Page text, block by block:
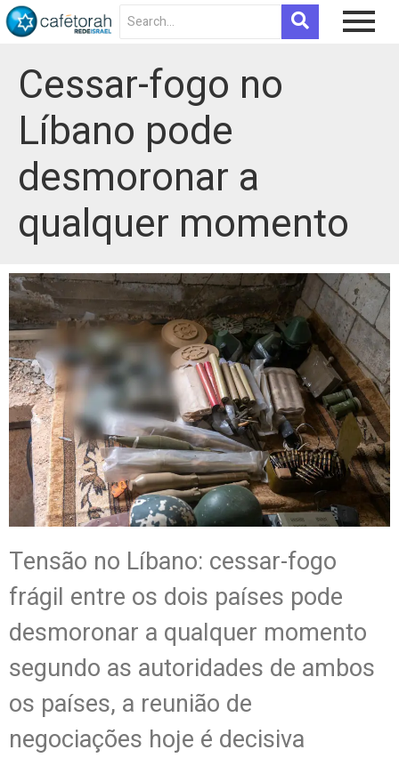
Cessar-fogo no
Líbano pode
desmoronar a
qualquer momento
Tensão no Líbano: cessar-fogo
frágil entre os dois países pode
desmoronar a qualquer momento
segundo as autoridades de ambos
os países, a reunião de
negociações hoje é decisiva